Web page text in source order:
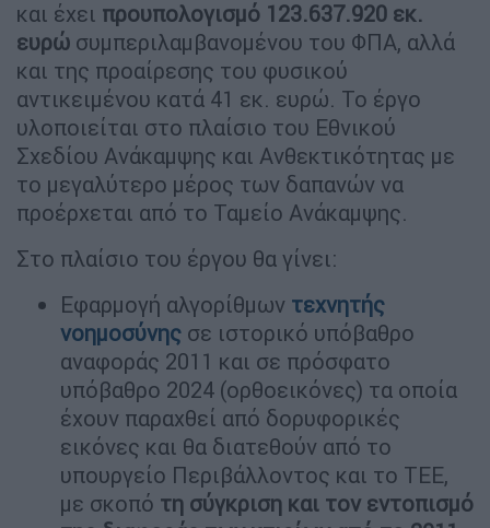
και έχει προυπολογισμό 123.637.920 εκ.
ευρώ συμπεριλαμβανομένου του ΦΠΑ, αλλά
και της προαίρεσης του φυσικού
αντικειμένου κατά 41 εκ. ευρώ. To έργο
υλοποιείται στο πλαίσιο του Εθνικού
Σχεδίου Ανάκαμψης και Ανθεκτικότητας με
το μεγαλύτερο μέρος των δαπανών να
προέρχεται από το Ταμείο Ανάκαμψης.
Στο πλαίσιο του έργου θα γίνει:
Εφαρμογή αλγορίθμων τεχνητής
νοημοσύνης σε ιστορικό υπόβαθρο
αναφοράς 2011 και σε πρόσφατο
υπόβαθρο 2024 (ορθοεικόνες) τα οποία
έχουν παραχθεί από δορυφορικές
εικόνες και θα διατεθούν από το
υπουργείο Περιβάλλοντος και το ΤΕΕ,
με σκοπό τη σύγκριση και τον εντοπισμό